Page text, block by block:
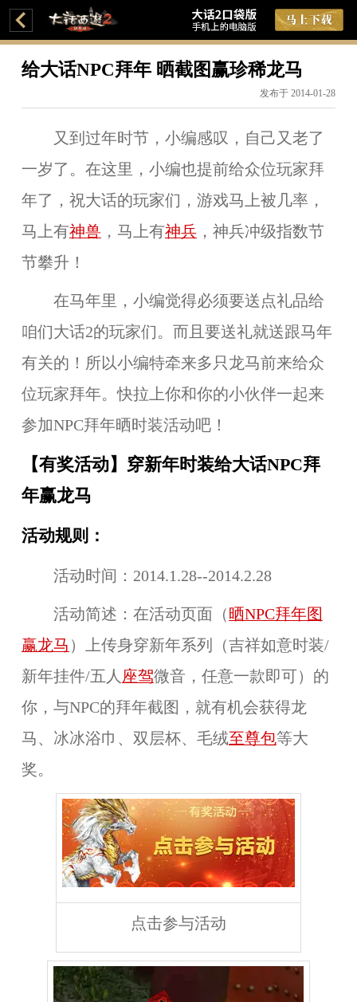
给大话NPC拜年 晒截图赢珍稀龙马
发布于 2014-01-28
又到过年时节，小编感叹，自己又老了
一岁了。在这里，小编也提前给众位玩家拜
年了，祝大话的玩家们，游戏马上被几率，
马上有神兽 ，马上有神兵，神兵冲级指数节
节攀升！
在马年里，小编觉得必须要送点礼品给
咱们大话2的玩家们。而且要送礼就送跟马年
有关的！所以小编特牵来多只龙马前来给众
位玩家拜年。快拉上你和你的小伙伴一起来
参加NPC拜年晒时装活动吧！
【有奖活动】穿新年时装给大话NPC拜
年赢龙马
活动规则：
活动时间： 2014.1.28--2014.2.28
活动简述： 在活动页面（晒NPC拜年图
赢龙马 ）上传身穿新年系列（吉祥如意时装/
新年挂件/五人座驾微音，任意一款即可）的
你，与NPC的拜年截图，就有机会获得龙
马、冰冰浴巾、双层杯、毛绒至尊包等大
奖。
点击参与活动